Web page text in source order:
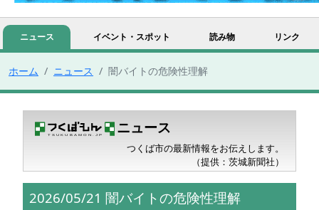
ニュース イベント・スポット 読み物 リンク
ホーム ニュース 闇バイトの危険性理解
ニュース
つくば市の最新情報をお伝えします。
（提供：茨城新聞社）
2026/05/21 闇バイトの危険性理解